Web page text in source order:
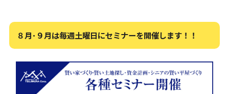
８月･９月は毎週土曜日にセミナーを開催します！！